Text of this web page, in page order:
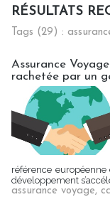
RÉSULTATS
Tags (29) :
Assurance
rachetée par un
référence européenne
développement
assurance voyage,